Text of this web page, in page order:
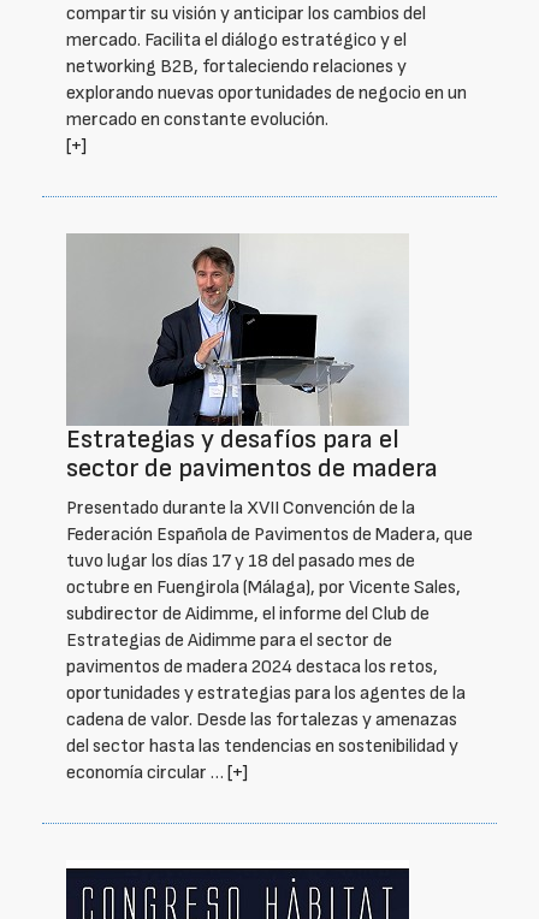
compartir su visión y anticipar los cambios del
mercado. Facilita el diálogo estratégico y el
networking B2B, fortaleciendo relaciones y
explorando nuevas oportunidades de negocio en un
mercado en constante evolución.
[+]
Estrategias y desafíos para el
sector de pavimentos de madera
Presentado durante la XVII Convención de la
Federación Española de Pavimentos de Madera, que
tuvo lugar los días 17 y 18 del pasado mes de
octubre en Fuengirola (Málaga), por Vicente Sales,
subdirector de Aidimme, el informe del Club de
Estrategias de Aidimme para el sector de
pavimentos de madera 2024 destaca los retos,
oportunidades y estrategias para los agentes de la
cadena de valor. Desde las fortalezas y amenazas
del sector hasta las tendencias en sostenibilidad y
economía circular … [+]